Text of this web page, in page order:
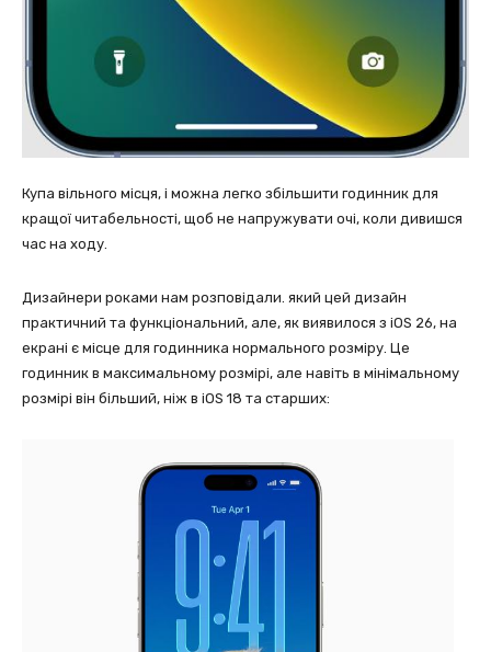
Купа вільного місця, і можна легко збільшити годинник для
кращої читабельності, щоб не напружувати очі, коли дивишся
час на ходу.
Дизайнери роками нам розповідали. який цей дизайн
практичний та функціональний, але, як виявилося з iOS 26, на
екрані є місце для годинника нормального розміру. Це
годинник в максимальному розмірі, але навіть в мінімальному
розмірі він більший, ніж в iOS 18 та старших: